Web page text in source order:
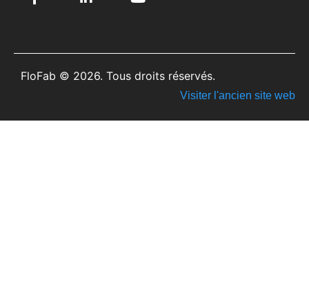
FloFab © 2026. Tous droits réservés.
Visiter l'ancien site web